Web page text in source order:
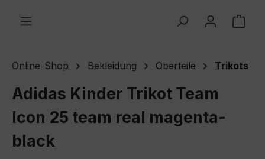
Online-Shop Bekleidung Oberteile Trikots
Adidas Kinder Trikot Team
Icon 25 team real magenta-
black